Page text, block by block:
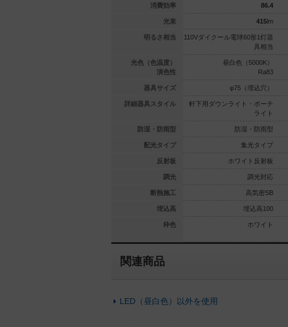
消費効率
光束
明るさ相当
光色（色温度）
演色性
器具サイズ
詳細器具スタイル
防湿・防雨型
配光タイプ
反射板
調光
断熱施工
埋込高
枠色
81
110Vダイクール電球80形1灯器
温白色（3500K）
φ75（埋込穴）
軒下用ダウンライト・ポーチ
防湿・防雨型
集光タイプ
高気密SB
86.4
415lm
110Vダイクール電球60形1灯器
具相当
昼白色（5000K）
Ra83
φ75（埋込穴）
軒下用ダウンライト・ポーチ
ライト
防湿・防雨型
集光タイプ
ホワイト反射板
調光対応
高気密SB
埋込高100
ホワイト
関連商品
LED（昼白色）以外を使用